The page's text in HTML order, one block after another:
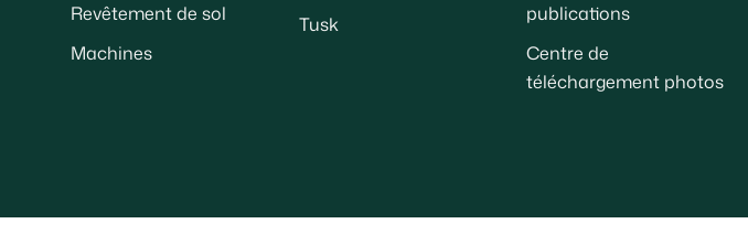
Revêtement de sol
Machines
Tusk
publications
Centre de
téléchargement photos